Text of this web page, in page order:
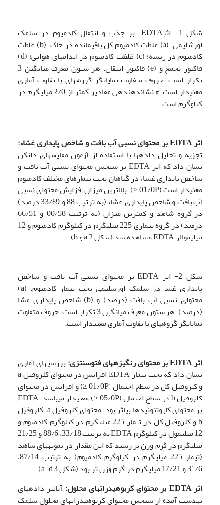
شکل 1- اثرEDTA بر جذب و انتقال کادمیوم در سلمک
اورشلیمی. (a) غلظت کادمیوم کل باقیمانده در خاک؛ (b) غلظت
کادمیوم در ریشه؛ (c) غلظت کادمیوم در اندام­های هوایی؛ (d)
فاکتور تجمع و (e) فاکتور انتقال. هر ستون معرف میانگین 3
تکرار است. حروف متفاوت نمایانگر گروه­های با تفاوت آماری
معنی­دار است. # نشان­دهنده­ی مقادیر کمتر از 2/0 میلی­گرم در
کیلوگرم است.
اثرEDTAبر محتوای نسبی آب بافت و شاخص پایداری غشاء:
تجزیه و تحلیل داده­ها با استفاده از آزمون مقایسه­ای دانکن
نشان داد که اثر EDTA بر سنجش محتوای نسبی آب بافت و
شاخص پایداری غشاء در گیاهان تحت تیمار­های مختلف کادمیوم
معنی­دار است (01/0P ≤). بالاترین میزان افزایش محتوای نسبی
آب بافت و شاخص پایداری غشاء (به ترتیب 88 و 33/89 درصد)
در گروه شاهد و کمترین میزان (به ترتیب 00/58 و 66/51
درصد) در گروه تیماری 225 میلی­گرم در کیلوگرم کادمیوم و 12
میلی­مولار EDTA مشاهده شد (شکل 2 a و b).
شکل 2- اثر EDTA بر محتوای نسبی آب بافت و شاخص
پایداری غشا در سلمک اورشلیمی تحت تیمار کادمیوم. (a)
محتوای نسبی آب بافت (درصد) و (b) شاخص پایداری غشا
(درصد). هر ستون معرف میانگین 3 تکرار است. حروف متفاوت
نمایانگر گروه­های با تفاوت آماری معنی­دار است.
اثرEDTAبر محتوای رنگیزه­های فتوسنتزی:بررسی­های آماری
نشان داد که تحت تیمار EDTA افزایش در محتوای کلروفیل a
و کلروفیل کل در سطح احتمال (01/0P ≤) و افزایش در محتوای
کلروفیل b در سطح احتمال (05/0P ≤) معنی­دار می­باشد. EDTA
بر محتوای کاروتنوئید­ها بی­اثر بود. محتوای کلروفیل a، کلروفیل
b و کلروفیل کل در تیمار 225 میلی­گرم در کیلوگرم کادمیوم و
12 میلی­مول در کیلوگرم EDTA به ترتیب 33/18، 88/6 و 21/25
میلی­گرم در گرم وزن تر رسید که این مقدار در نمونه­های شاهد
(تیمار 225 میلی­گرم در کیلوگرم کادمیوم) به ترتیب 87/14،
31/6 و 17/21 میلی­گرم در گرم وزن تر بود (شکل 3 a-d).
اثرEDTA بر محتوای کربوهیدرات­های محلول: آنالیز داده­های
به­دست آمده از سنجش محتوای کربوهیدرات­های محلول سلمک